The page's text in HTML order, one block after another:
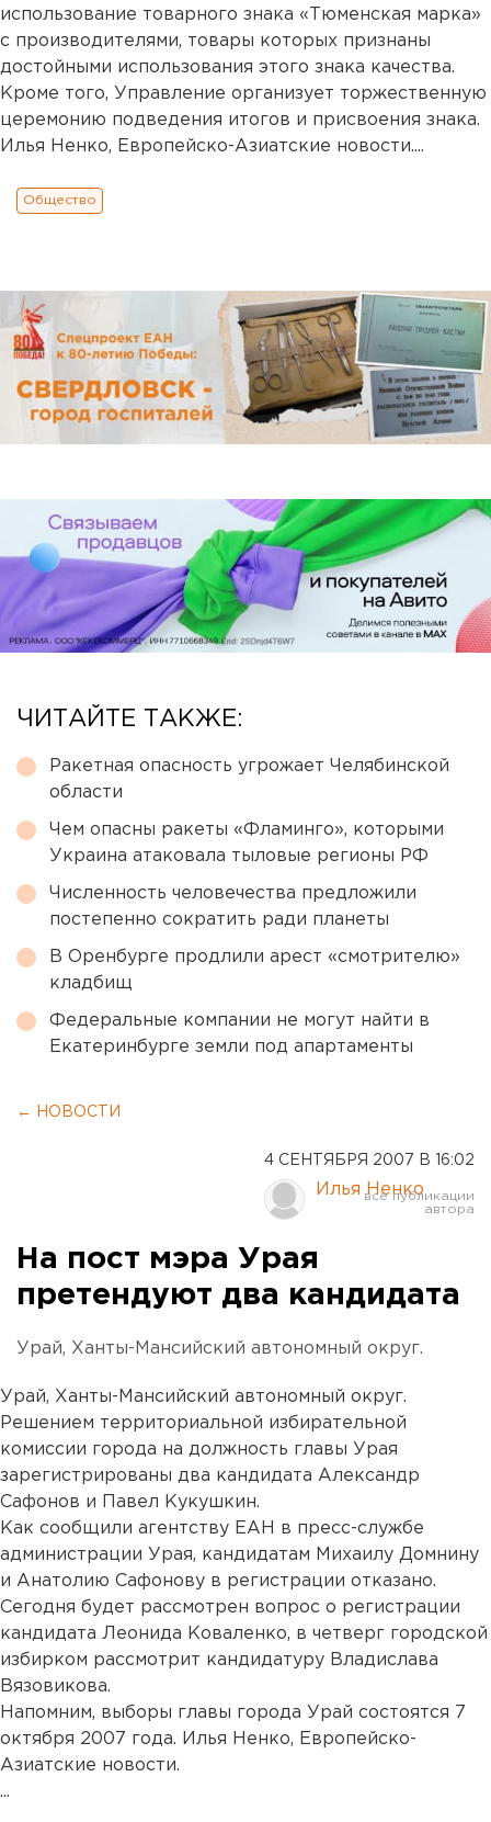
использование товарного знака «Тюменская марка»
с производителями, товары которых признаны
достойными использования этого знака качества.
Кроме того, Управление организует торжественную
церемонию подведения итогов и присвоения знака.
Илья Ненко, Европейско-Азиатские новости....
Общество
ЧИТАЙТЕ ТАКЖЕ:
Ракетная опасность угрожает Челябинской
области
Чем опасны ракеты «Фламинго», которыми
Украина атаковала тыловые регионы РФ
Численность человечества предложили
постепенно сократить ради планеты
В Оренбурге продлили арест «смотрителю»
кладбищ
Федеральные компании не могут найти в
Екатеринбурге земли под апартаменты
← НОВОСТИ
4 СЕНТЯБРЯ 2007 В 16:02
Илья Ненко
На пост мэра Урая
претендуют два кандидата
Урай, Ханты-Мансийский автономный округ.
Урай, Ханты-Мансийский автономный округ.
Решением территориальной избирательной
комиссии города на должность главы Урая
зарегистрированы два кандидата Александр
Сафонов и Павел Кукушкин.
Как сообщили агентству ЕАН в пресс-службе
администрации Урая, кандидатам Михаилу Домнину
и Анатолию Сафонову в регистрации отказано.
Сегодня будет рассмотрен вопрос о регистрации
кандидата Леонида Коваленко, в четверг городской
избирком рассмотрит кандидатуру Владислава
Вязовикова.
Напомним, выборы главы города Урай состоятся 7
октября 2007 года. Илья Ненко, Европейско-
Азиатские новости.
...